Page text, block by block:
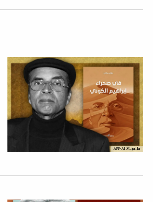
AFP-Al Majalla